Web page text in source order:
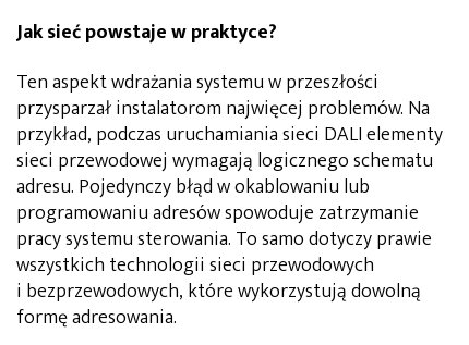
Jak sieć powstaje w praktyce?
Ten aspekt wdrażania systemu w przeszłości
przysparzał instalatorom najwięcej problemów. Na
przykład, podczas uruchamiania sieci DALI elementy
sieci przewodowej wymagają logicznego schematu
adresu. Pojedynczy błąd w okablowaniu lub
programowaniu adresów spowoduje zatrzymanie
pracy systemu sterowania. To samo dotyczy prawie
wszystkich technologii sieci przewodowych
i bezprzewodowych, które wykorzystują dowolną
formę adresowania.